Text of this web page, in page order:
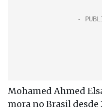
Mohamed Ahmed
mora no Brasil